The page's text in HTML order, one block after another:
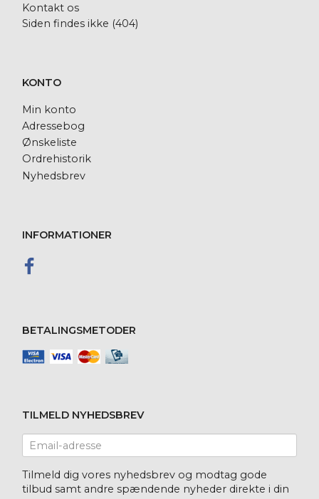
Kontakt os
Siden findes ikke (404)
KONTO
Min konto
Adressebog
Ønskeliste
Ordrehistorik
Nyhedsbrev
INFORMATIONER
BETALINGSMETODER
TILMELD NYHEDSBREV
Email-
adresse
Tilmeld dig vores nyhedsbrev og modtag gode
tilbud samt andre spændende nyheder direkte i din